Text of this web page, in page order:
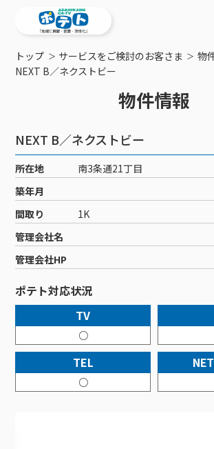
ご検討中の方
工事・配線について
新居をご検討中の方へ
ポテトを導入している集合住宅
物件情報
特典・キャンペーン
おトクな割引サービス
ご加入中の方
ご加入中のサービス確認・変更
WEBメール
サポートサービス
サポートサービストップ
リモートコール
回線速度測定
接続・設定⽅法
訪問サポート＆サポートパックサー
新着情報
メンテナンス・障害情報
ポテトからのプレゼント
イベントカレンダー
講座のご案内
サービス案内
サービス案内
ケーブルテレビ
ケーブルテレビトップ
チャンネル紹介
料⾦プラン
NHK衛星受信料団体⼀括⽀払
機器⼀覧
インターネット
インターネットトップ
料⾦プラン
Wi-Fiサービス
ポテトホーム防犯カメラ
オプションサービス
インターネットギガシェアプラン
固定電話
固定電話トップ
基本料⾦・通話料⾦
オプションサービス
auスマートバリュー
auまとめトーク
ポテトスマートフォントップ
料⾦プラン
機種⼀覧
オプションサービス
でんき
でんきトップ
ポラリンでんき×ポテト
ポテトでんき
暮らしを快適にするサービス
暮らしを快適にするサービストップ
ポテトライフメール
コミチャン
お困りの方はこちら
会社案内
メンテナンス
障害情報
トップ サービスをご検討のお客さま
物
NEXT B／ネクストビー
物件情報
NEXT B／ネクストビー
所在地
南3条通21丁目
築年月
間取り
1K
管理会社名
管理会社HP
ポテト対応状況
TV
○
TEL
○